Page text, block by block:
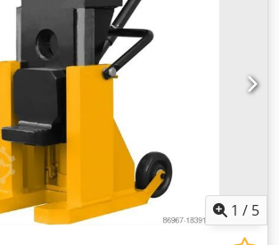
1 / 5